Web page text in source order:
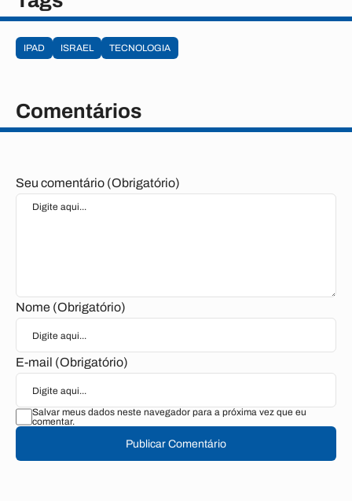
IPAD ISRAEL TECNOLOGIA
Comentários
Seu comentário (Obrigatório)
Nome (Obrigatório)
E-mail (Obrigatório)
Salvar meus dados neste navegador para a próxima vez que eu
comentar.
Publicar Comentário